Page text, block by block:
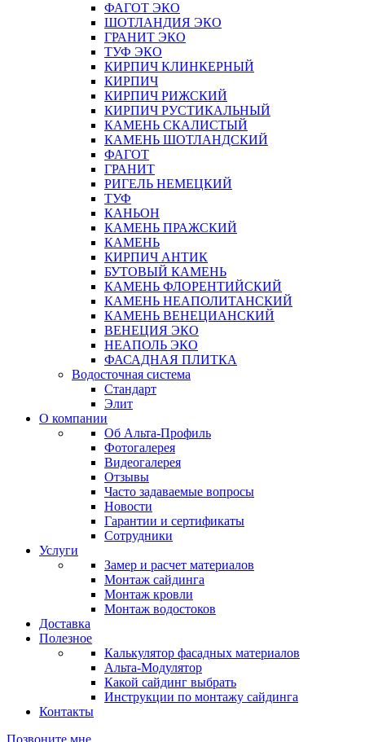
ФАГОТ ЭКО
ШОТЛАНДИЯ ЭКО
ГРАНИТ ЭКО
ТУФ ЭКО
КИРПИЧ КЛИНКЕРНЫЙ
КИРПИЧ
КИРПИЧ РИЖСКИЙ
КИРПИЧ РУСТИКАЛЬНЫЙ
КАМЕНЬ СКАЛИСТЫЙ
КАМЕНЬ ШОТЛАНДСКИЙ
ФАГОТ
ГРАНИТ
РИГЕЛЬ НЕМЕЦКИЙ
ТУФ
КАНЬОН
КАМЕНЬ ПРАЖСКИЙ
КАМЕНЬ
КИРПИЧ АНТИК
БУТОВЫЙ КАМЕНЬ
КАМЕНЬ ФЛОРЕНТИЙСКИЙ
КАМЕНЬ НЕАПОЛИТАНСКИЙ
КАМЕНЬ ВЕНЕЦИАНСКИЙ
ВЕНЕЦИЯ ЭКО
НЕАПОЛЬ ЭКО
ФАСАДНАЯ ПЛИТКА
Водосточная система
Стандарт
Элит
О компании
Об Альта-Профиль
Фотогалерея
Видеогалерея
Отзывы
Часто задаваемые вопросы
Новости
Гарантии и сертификаты
Сотрудники
Услуги
Замер и расчет материалов
Монтаж сайдинга
Монтаж кровли
Монтаж водостоков
Доставка
Полезное
Калькулятор фасадных материалов
Альта-Модулятор
Какой сайдинг выбрать
Инструкции по монтажу сайдинга
Контакты
Позвоните мне